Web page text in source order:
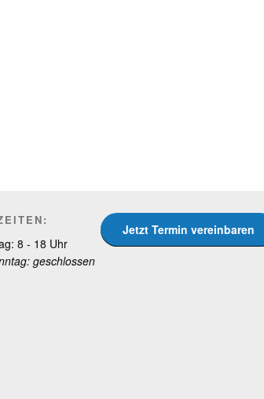
8 - 18 Uhr
geschlossen
Jetzt Termin vereinbaren